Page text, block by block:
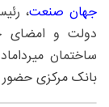
جهان صنعت،
دولت و امضای
ساختمان
بانک مرکزی